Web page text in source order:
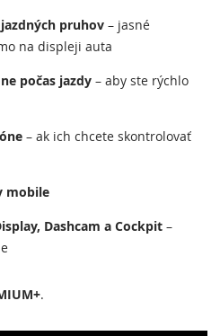
pruhov – jasné
na displeji auta
počas jazdy – aby ste rýchlo
– ak ich chcete skontrolovať
mobile
Dashcam a Cockpit –
.